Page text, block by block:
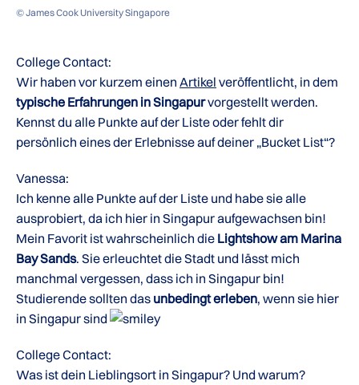
© James Cook University Singapore
College Contact:
Wir haben vor kurzem einen Artikel veröffentlicht, in dem
typische Erfahrungen in Singapurvorgestellt werden.
Kennst du alle Punkte auf der Liste oder fehlt dir
persönlich eines der Erlebnisse auf deiner „Bucket List“?
Vanessa:
Ich kenne alle Punkte auf der Liste und habe sie alle
ausprobiert, da ich hier in Singapur aufgewachsen bin!
Mein Favorit ist wahrscheinlich die Lightshow am Marina
Bay Sands. Sie erleuchtet die Stadt und lässt mich
manchmal vergessen, dass ich in Singapur bin!
Studierende sollten das unbedingt erleben, wenn sie hier
in Singapur sind
College Contact:
Was ist dein Lieblingsort in Singapur? Und warum?